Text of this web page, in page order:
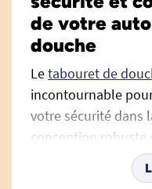
de votre
douche
Letabouret de
incontournable
votre sécurité dans
conception robuste
parfaitement aux
en situation de